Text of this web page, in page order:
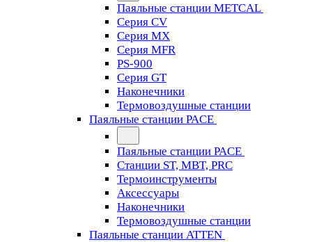
Паяльные станции METCAL
Серия CV
Серия MX
Серия MFR
PS-900
Серия GT
Наконечники
Термовоздушные станции
Паяльные станции PACE
Паяльные станции PACE
Станции ST, MBT, PRC
Термоинструменты
Аксессуары
Наконечники
Термовоздушные станции
Паяльные станции ATTEN